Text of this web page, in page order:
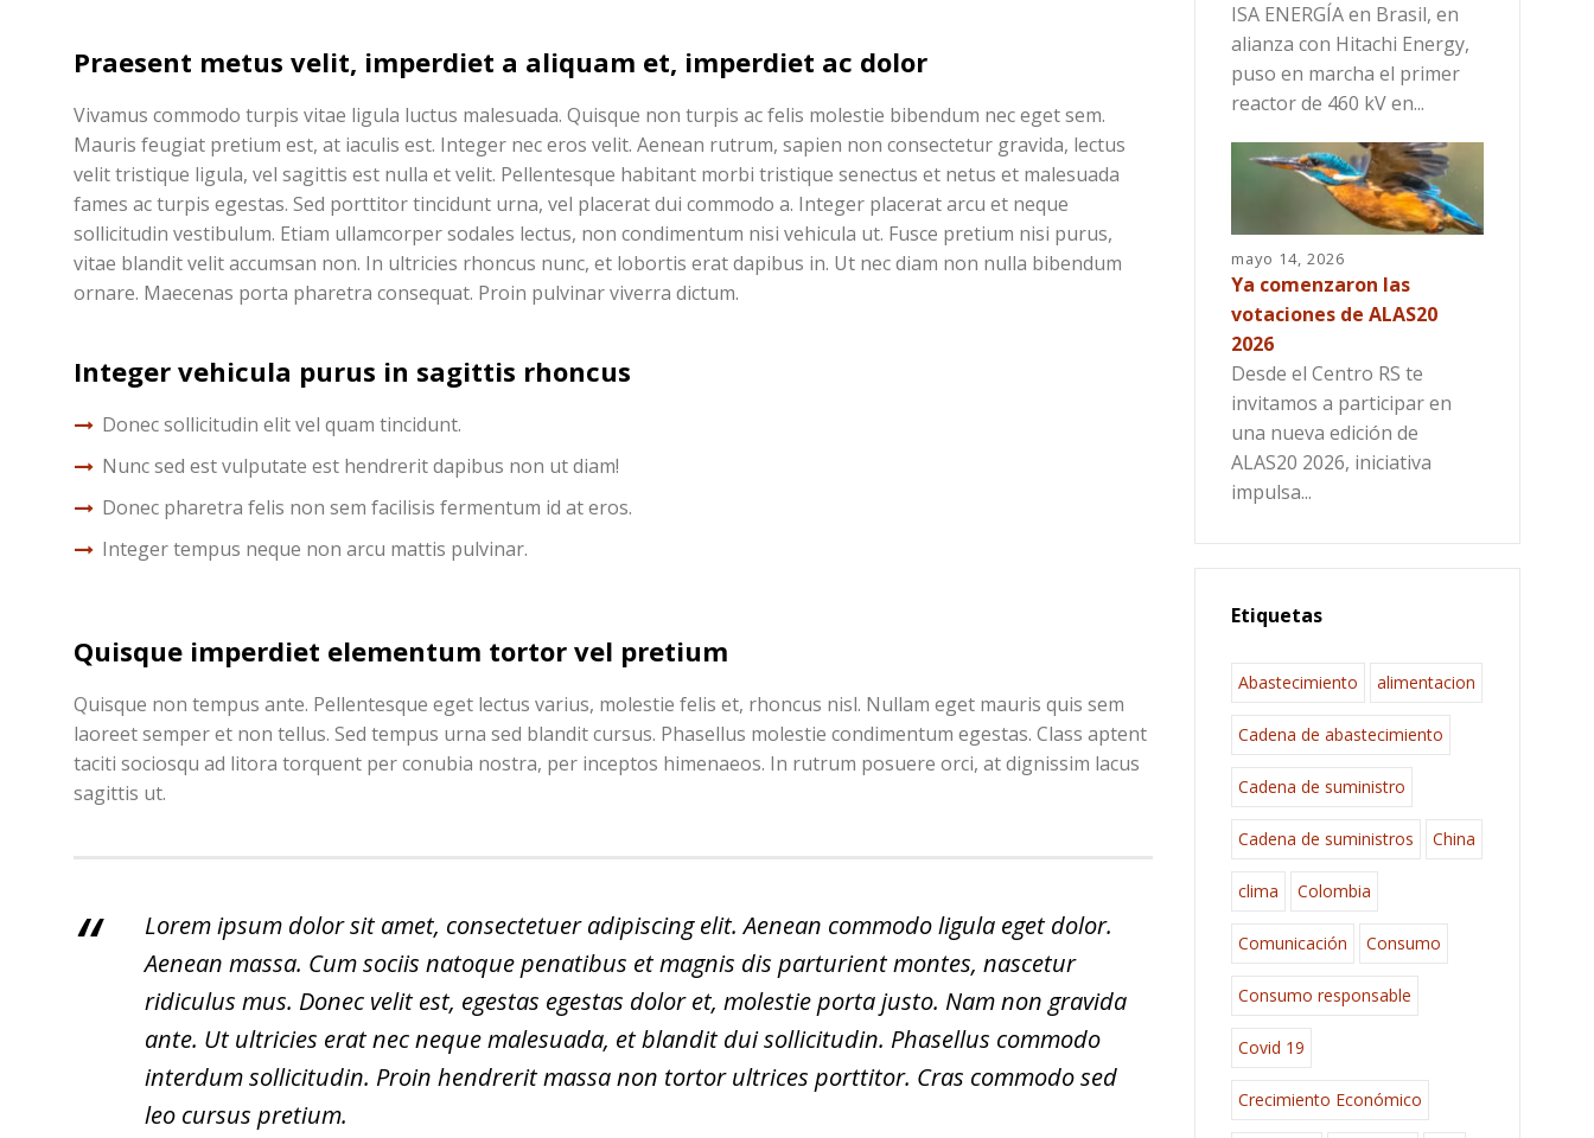
Praesent metus velit, imperdiet a aliquam et, imperdiet ac dolor
Vivamus commodo turpis vitae ligula luctus malesuada. Quisque non turpis ac felis molestie bibendum nec eget sem.
Mauris feugiat pretium est, at iaculis est. Integer nec eros velit. Aenean rutrum, sapien non consectetur gravida, lectus
velit tristique ligula, vel sagittis est nulla et velit. Pellentesque habitant morbi tristique senectus et netus et malesuada
fames ac turpis egestas. Sed porttitor tincidunt urna, vel placerat dui commodo a. Integer placerat arcu et neque
sollicitudin vestibulum. Etiam ullamcorper sodales lectus, non condimentum nisi vehicula ut. Fusce pretium nisi purus,
vitae blandit velit accumsan non. In ultricies rhoncus nunc, et lobortis erat dapibus in. Ut nec diam non nulla bibendum
ornare. Maecenas porta pharetra consequat. Proin pulvinar viverra dictum.
Integer vehicula purus in sagittis rhoncus
Donec sollicitudin elit vel quam tincidunt.
Nunc sed est vulputate est hendrerit dapibus non ut diam!
Donec pharetra felis non sem facilisis fermentum id at eros.
Integer tempus neque non arcu mattis pulvinar.
Quisque imperdiet elementum tortor vel pretium
Quisque non tempus ante. Pellentesque eget lectus varius, molestie felis et, rhoncus nisl. Nullam eget mauris quis sem
laoreet semper et non tellus. Sed tempus urna sed blandit cursus. Phasellus molestie condimentum egestas. Class aptent
taciti sociosqu ad litora torquent per conubia nostra, per inceptos himenaeos. In rutrum posuere orci, at dignissim lacus
sagittis ut.
Lorem ipsum dolor sit amet, consectetuer adipiscing elit. Aenean commodo ligula eget dolor.
Aenean massa. Cum sociis natoque penatibus et magnis dis parturient montes, nascetur
ridiculus mus. Donec velit est, egestas egestas dolor et, molestie porta justo. Nam non gravida
ante. Ut ultricies erat nec neque malesuada, et blandit dui sollicitudin. Phasellus commodo
interdum sollicitudin. Proin hendrerit massa non tortor ultrices porttitor. Cras commodo sed
leo cursus pretium.
ISA ENERGÍA en Brasil, en
alianza con Hitachi Energy,
puso en marcha el primer
reactor de 460 kV en...
mayo 14, 2026
Ya comenzaron las
votaciones de ALAS20
2026
Desde el Centro RS te
invitamos a participar en
una nueva edición de
ALAS20 2026, iniciativa
impulsa...
Etiquetas
Abastecimiento alimentacion
Cadena de abastecimiento
Cadena de suministro
Cadena de suministros China
clima Colombia
Comunicación Consumo
Consumo responsable
Covid 19
Crecimiento Económico